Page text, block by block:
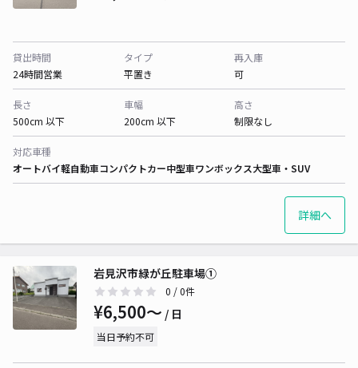
貸出時間
24時間営業
タイプ
平置き
再入庫
可
長さ
500cm 以下
車幅
200cm 以下
高さ
制限なし
対応車種
オートバイ軽自動車コンパクトカー中型車ワンボックス大型車・SUV
詳細へ
岩見沢市緑が丘駐車場①
0 / 0件
¥6,500〜 / 日
当日予約不可